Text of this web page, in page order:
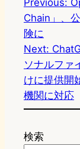
Previous:
Chain」、
険に
Next:
ソナルファ
けに提供開
機関に対応
検索